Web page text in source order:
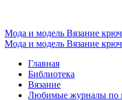
Мода и модель Вязание
Мода и модель Вязание
Главная
Библиотека
Вязание
Любимые журналы по